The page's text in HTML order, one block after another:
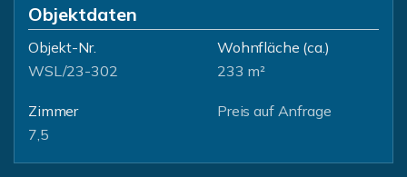
Objektdaten
Objekt-Nr.
WSL/23-302
Wohnfläche (ca.)
233 m²
Zimmer
7,5
Preis auf Anfrage